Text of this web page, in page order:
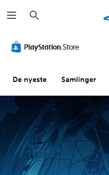
ø
k
De nyeste Samlinger